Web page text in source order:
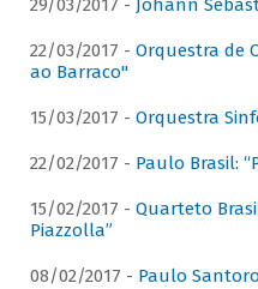
29/03/2017 - Johann
22/03/2017 - Orquestra de
ao Barraco"
15/03/2017 - Orquestra
22/02/2017 - Paulo Brasil:
15/02/2017 - Quarteto
Piazzolla”
08/02/2017 - Paulo